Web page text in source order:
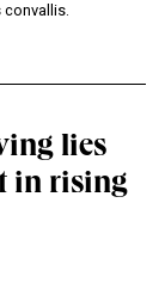
convallis.
lies
in rising